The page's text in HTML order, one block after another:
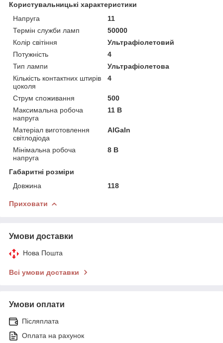
Користувальницькі характеристики
Напруга
11
Термін служби ламп
50000
Колір світіння
Ультрафіолетовий
Потужність
4
Тип лампи
Ультрафіолетова
Кількість контактних штирів
цоколя
4
Струм споживання
500
Максимальна робоча
напруга
11 В
Матеріал виготовлення
світлодіода
АlGaIn
Мінімальна робоча
напруга
8 В
Габаритні розміри
Довжина
118
Приховати
Умови доставки
Нова Пошта
Всі умови доставки
Умови оплати
Післяплата
Оплата на рахунок